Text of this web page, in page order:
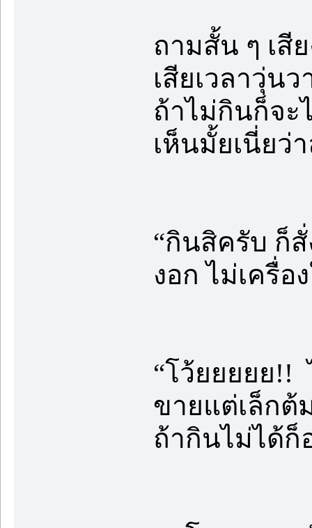
ถามสั้น ๆ เสี
เสียเวลาวุ่น
ถ้าไม่กินก็จะ
เห็นมั้ยเนี่ยว่
“กินสิครับ ก็
งอก ไม่เครื่อ
“โว้ยยยยย!!
ขายแต่เล็กต้
ถ้ากินไม่ได้ก็